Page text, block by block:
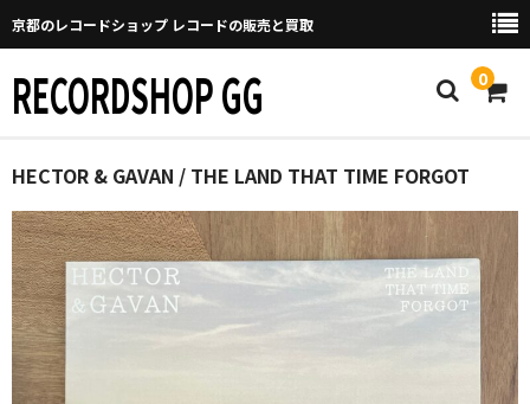
京都のレコードショップ レコードの販売と買取
RECORDSHOP GG 0
Home
マイページ
GGについて
買取について
取り置きなどについて
HECTOR & GAVAN / THE LAND THAT TIME FORGOT